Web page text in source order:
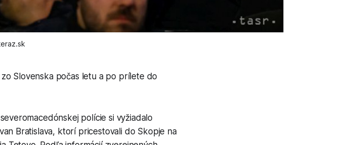
Slovenska počas letu a po prílete do
polície si vyžiadalo
Bratislava, ktorí pricestovali do Skopje na